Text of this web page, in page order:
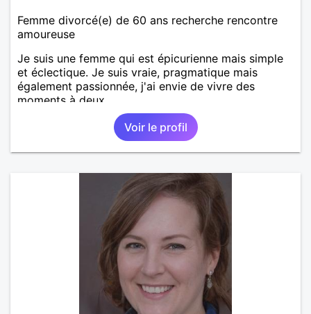
Femme divorcé(e) de 60 ans recherche rencontre
amoureuse
Je suis une femme qui est épicurienne mais simple
et éclectique. Je suis vraie, pragmatique mais
également passionnée, j'ai envie de vivre des
moments à deux.
Voir le profil